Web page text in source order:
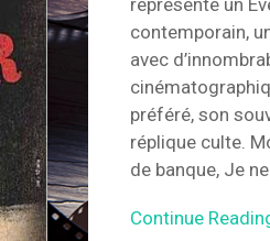
contemporain,
avec
préféré, son
réplique culte.
de banque, Je
Continue